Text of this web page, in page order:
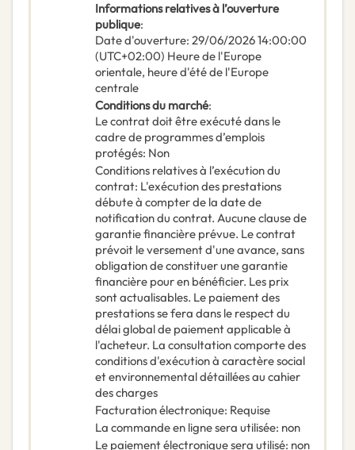
Informations relatives à l’ouverture
publique:
Date d'ouverture: 29/06/202614:00:00
(UTC+02:00) Heure de l'Europe
orientale, heure d'été de l'Europe
centrale
Conditions du marché:
Le contrat doit être exécuté dans le
cadre de programmes d’emplois
protégés: Non
Conditions relatives à l’exécution du
contrat: L'exécution des prestations
débute à compter de la date de
notification du contrat. Aucune clause de
garantie financière prévue. Le contrat
prévoit le versement d'une avance, sans
obligation de constituer une garantie
financière pour en bénéficier. Les prix
sont actualisables. Le paiement des
prestations se fera dans le respect du
délai global de paiement applicable à
l'acheteur. La consultation comporte des
conditions d'exécution à caractère social
et environnemental détaillées au cahier
des charges
Facturation électronique: Requise
La commande en ligne sera utilisée: non
Le paiement électronique sera utilisé: non